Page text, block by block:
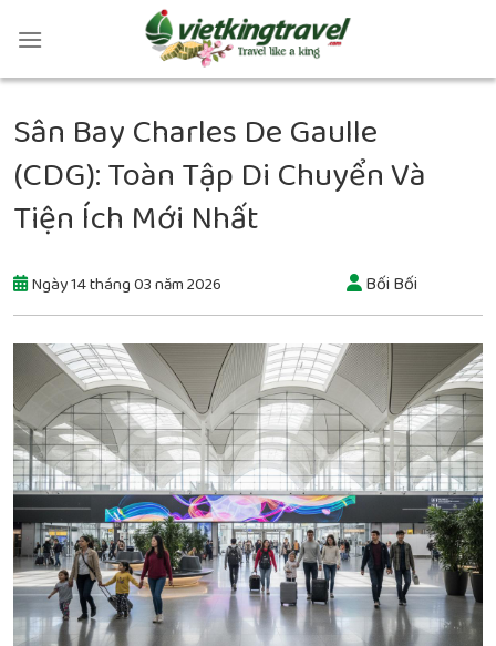
Sân Bay Charles De Gaulle
(CDG): Toàn Tập Di Chuyển Và
Tiện Ích Mới Nhất
Ngày 14 tháng 03 năm 2026 Bối Bối